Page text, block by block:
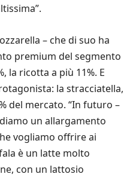
– che di suo ha
premium del segmento
la ricotta a più 11%. E
la stracciatella,
del mercato. “In futuro –
un allargamento
vogliamo offrire ai
è un latte molto
con un lattosio